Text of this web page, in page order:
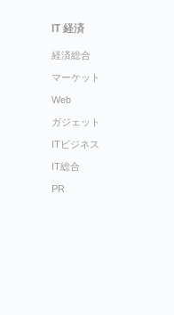
IT 経済
経済総合
マーケット
Web
ガジェット
ITビジネス
IT総合
PR